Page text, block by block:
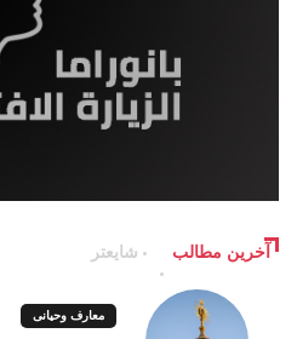
آخرین مطالب شایعتر
معارف وحیانی